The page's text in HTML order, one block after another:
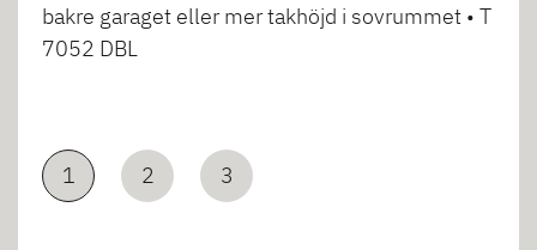
bakre garaget eller mer takhöjd i sovrummet • T
7052 DBL
1 2 3